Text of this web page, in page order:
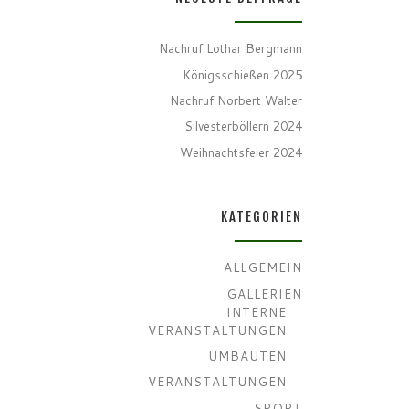
Nachruf Lothar Bergmann
Königsschießen 2025
Nachruf Norbert Walter
Silvesterböllern 2024
Weihnachtsfeier 2024
KATEGORIEN
ALLGEMEIN
GALLERIEN
INTERNE
VERANSTALTUNGEN
UMBAUTEN
VERANSTALTUNGEN